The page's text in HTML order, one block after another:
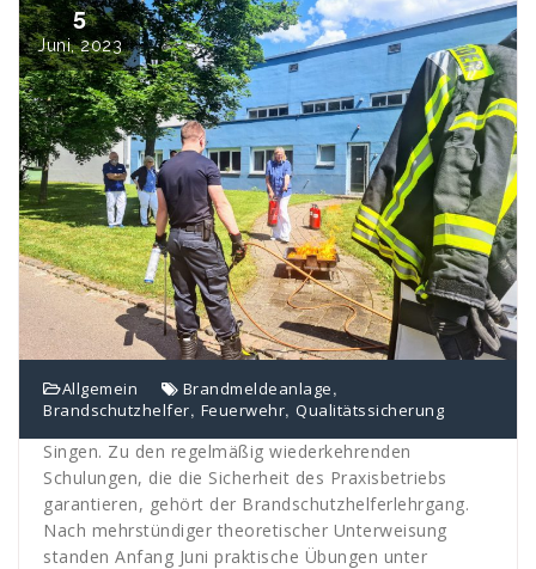
5
Juni, 2023
Allgemein Brandmeldeanlage,
Brandschutzhelfer, Feuerwehr, Qualitätssicherung
Singen. Zu den regelmäßig wiederkehrenden
Schulungen, die die Sicherheit des Praxisbetriebs
garantieren, gehört der Brandschutzhelferlehrgang.
Nach mehrstündiger theoretischer Unterweisung
standen Anfang Juni praktische Übungen unter